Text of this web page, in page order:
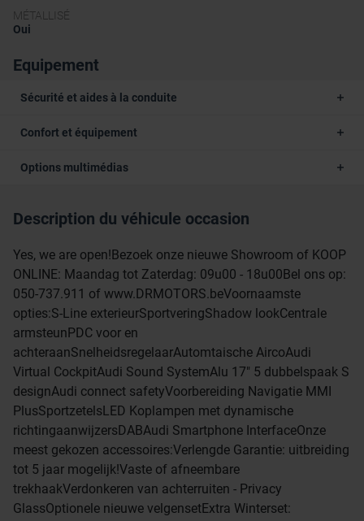
MÉTALLISÉ
Oui
Equipement
Sécurité et aides à la conduite
Confort et équipement
Options multimédias
Description du véhicule occasion
Yes, we are open!Bezoek onze nieuwe Showroom of KOOP
ONLINE: Maandag tot Zaterdag: 09u00 - 18u00Bel ons op:
050-737.911 of www.DRMOTORS.beVoornaamste
opties:S-Line exterieurSportveringShadow lookCentrale
armsteunPDC voor en
achteraanSnelheidsregelaarAutomtaische AircoAudi
Virtual CockpitAudi Sound SystemAlu 17" 5 dubbelspaak S
designAudi connect safetyVoorbereiding Navigatie MMI
PlusSportzetelsLED Koplampen met dynamische
richtingaanwijzersDABAudi Smartphone InterfaceOnze
meest gekozen accessoires:Verlengde Garantie: uitbreiding
tot 5 jaar mogelijk!Vaste of afneembare
trekhaakVerdonkeren van achterruiten - Privacy
GlassOptionele nieuwe velgensetExtra Winterset: